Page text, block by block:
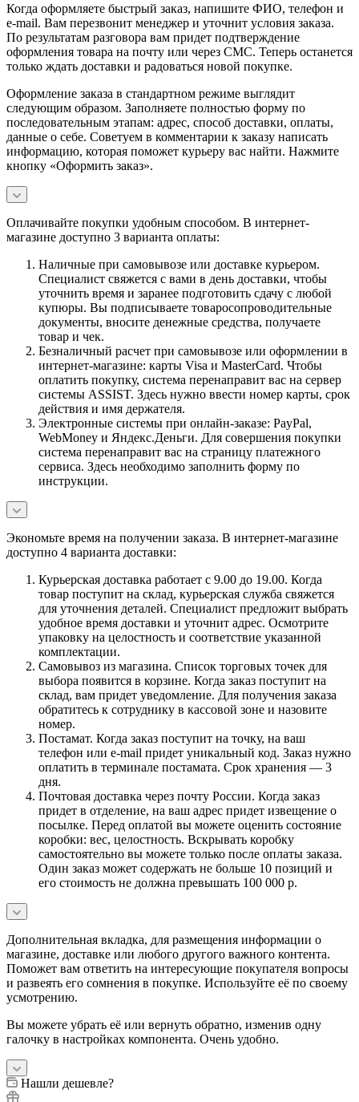
Когда оформляете быстрый заказ, напишите ФИО, телефон и
e-mail. Вам перезвонит менеджер и уточнит условия заказа.
По результатам разговора вам придет подтверждение
оформления товара на почту или через СМС. Теперь останется
только ждать доставки и радоваться новой покупке.
Оформление заказа в стандартном режиме выглядит
следующим образом. Заполняете полностью форму по
последовательным этапам: адрес, способ доставки, оплаты,
данные о себе. Советуем в комментарии к заказу написать
информацию, которая поможет курьеру вас найти. Нажмите
кнопку «Оформить заказ».
Оплачивайте покупки удобным способом. В интернет-
магазине доступно 3 варианта оплаты:
Наличные при самовывозе или доставке курьером.
Специалист свяжется с вами в день доставки, чтобы
уточнить время и заранее подготовить сдачу с любой
купюры. Вы подписываете товаросопроводительные
документы, вносите денежные средства, получаете
товар и чек.
Безналичный расчет при самовывозе или оформлении в
интернет-магазине: карты Visa и MasterCard. Чтобы
оплатить покупку, система перенаправит вас на сервер
системы ASSIST. Здесь нужно ввести номер карты, срок
действия и имя держателя.
Электронные системы при онлайн-заказе: PayPal,
WebMoney и Яндекс.Деньги. Для совершения покупки
система перенаправит вас на страницу платежного
сервиса. Здесь необходимо заполнить форму по
инструкции.
Экономьте время на получении заказа. В интернет-магазине
доступно 4 варианта доставки:
Курьерская доставка работает с 9.00 до 19.00. Когда
товар поступит на склад, курьерская служба свяжется
для уточнения деталей. Специалист предложит выбрать
удобное время доставки и уточнит адрес. Осмотрите
упаковку на целостность и соответствие указанной
комплектации.
Самовывоз из магазина. Список торговых точек для
выбора появится в корзине. Когда заказ поступит на
склад, вам придет уведомление. Для получения заказа
обратитесь к сотруднику в кассовой зоне и назовите
номер.
Постамат. Когда заказ поступит на точку, на ваш
телефон или e-mail придет уникальный код. Заказ нужно
оплатить в терминале постамата. Срок хранения — 3
дня.
Почтовая доставка через почту России. Когда заказ
придет в отделение, на ваш адрес придет извещение о
посылке. Перед оплатой вы можете оценить состояние
коробки: вес, целостность. Вскрывать коробку
самостоятельно вы можете только после оплаты заказа.
Один заказ может содержать не больше 10 позиций и
его стоимость не должна превышать 100 000 р.
Дополнительная вкладка, для размещения информации о
магазине, доставке или любого другого важного контента.
Поможет вам ответить на интересующие покупателя вопросы
и развеять его сомнения в покупке. Используйте её по своему
усмотрению.
Вы можете убрать её или вернуть обратно, изменив одну
галочку в настройках компонента. Очень удобно.
Нашли дешевле?